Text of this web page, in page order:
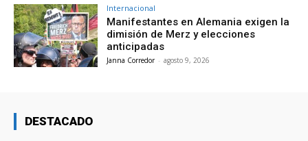
Internacional
Manifestantes en Alemania exigen la
dimisión de Merz y elecciones
anticipadas
Janna Corredor - agosto 9, 2026
DESTACADO